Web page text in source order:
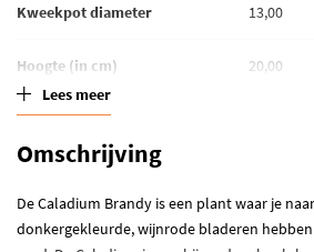
Omschrijving
De Caladium Brandy is een plant waar je
donkergekleurde, wijnrode bladeren
Kweekpot diameter 13,00
Hoogte (in cm) 20,00
Standplaats
Waterbehoefte
Winterhardheid
Lees meer